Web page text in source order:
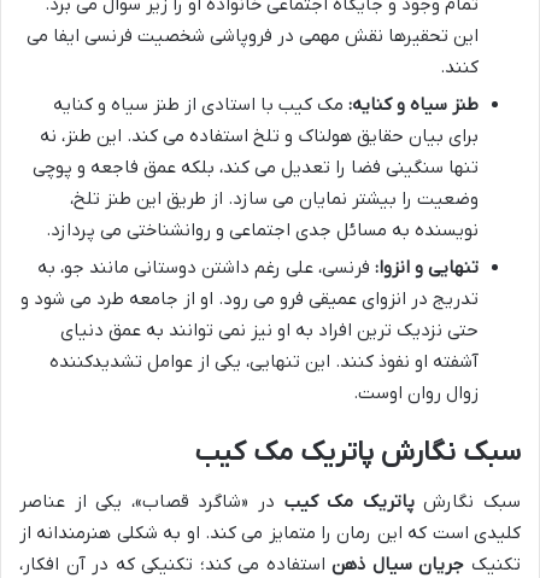
تمام وجود و جایگاه اجتماعی خانواده او را زیر سوال می برد.
این تحقیرها نقش مهمی در فروپاشی شخصیت فرنسی ایفا می
کنند.
طنز سیاه و کنایه: مک کیب با استادی از طنز سیاه و کنایه
برای بیان حقایق هولناک و تلخ استفاده می کند. این طنز، نه
تنها سنگینی فضا را تعدیل می کند، بلکه عمق فاجعه و پوچی
وضعیت را بیشتر نمایان می سازد. از طریق این طنز تلخ،
نویسنده به مسائل جدی اجتماعی و روانشناختی می پردازد.
تنهایی و انزوا: فرنسی، علی رغم داشتن دوستانی مانند جو، به
تدریج در انزوای عمیقی فرو می رود. او از جامعه طرد می شود و
حتی نزدیک ترین افراد به او نیز نمی توانند به عمق دنیای
آشفته او نفوذ کنند. این تنهایی، یکی از عوامل تشدیدکننده
زوال روان اوست.
سبک نگارش پاتریک مک کیب
سبک نگارشپاتریک مک کیب در «شاگرد قصاب»، یکی از عناصر
کلیدی است که این رمان را متمایز می کند. او به شکلی هنرمندانه از
تکنیک جریان سیال ذهناستفاده می کند؛ تکنیکی که در آن افکار،